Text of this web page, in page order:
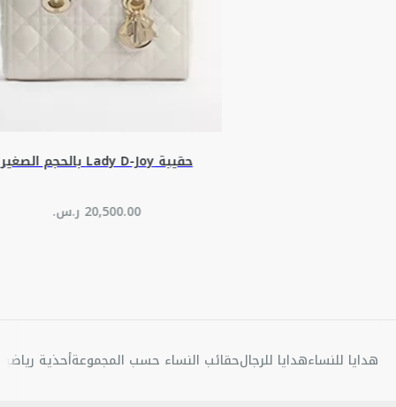
حقيبة Lady D-Joy بالحجم الصغير
‏20,500.00 ر.س.‏
هدايا للنساءهدايا للرجالحقائب النساء حسب المجموعةأحذية